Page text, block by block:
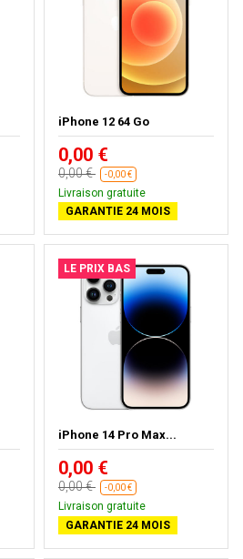
iPhone 12 64 Go
0,00 €
0,00 € -0,00 €
Livraison gratuite
GARANTIE 24 MOIS
LE PRIX BAS
iPhone 14 Pro Max...
0,00 €
0,00 € -0,00 €
Livraison gratuite
GARANTIE 24 MOIS